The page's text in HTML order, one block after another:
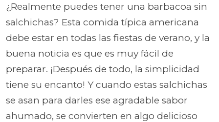
¿Realmente puedes tener una barbacoa sin
salchichas? Esta comida típica americana
debe estar en todas las fiestas de verano, y la
buena noticia es que es muy fácil de
preparar. ¡Después de todo, la simplicidad
tiene su encanto! Y cuando estas salchichas
se asan para darles ese agradable sabor
ahumado, se convierten en algo delicioso